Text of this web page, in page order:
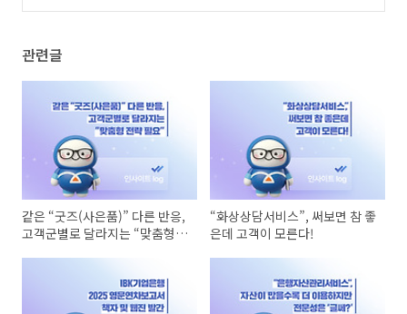
관련글
같은 “굿즈(사은품)” 다른 반응,
고객군별로 달라지는 “맞춤형
“화상상담서비스”, 써보면 참 좋
은데 고객이 모른다!